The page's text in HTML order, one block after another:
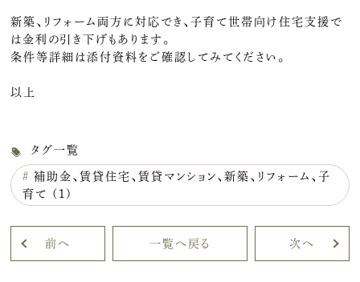
新築、リフォーム両方に対応でき、子育て世帯向け住宅支援で
は金利の引き下げもあります。
条件等詳細は添付資料をご確認してみてください。
以上
タグ一覧
# 補助金、賃貸住宅、賃貸マンション、新築、リフォーム、子
育て (1)
前へ 一覧へ戻る 次へ